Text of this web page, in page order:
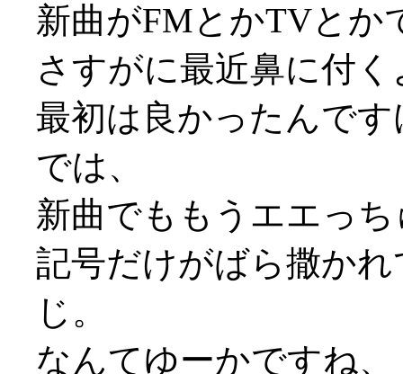
新曲がFMとかTVとか
さすがに最近鼻に付
最初は良かったんです
では、
新曲でももうエエっ
記号だけがばら撒か
じ。
なんてゆーかですね、